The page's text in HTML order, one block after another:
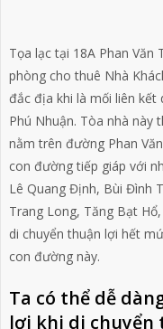
Tọa lạc tại 18A Phan Văn
phòng cho thuê Nhà
đắc địa khi là mối liên kết
Phú Nhuận. Tòa nhà này
nằm trên đường Phan
con đường tiếp giáp với
Lê Quang Định, Bùi Đình
Trang Long, Tăng Bạt
di chuyển thuận lợi hết
con đường này.
Ta có thể dễ
lợi khi di chuyển